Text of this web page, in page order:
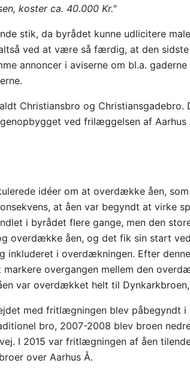
koster ca. 40.000 Kr."
stik, da byrådet kunne udlicitere
altså ved at være så færdig, at den
annoncer i aviserne om bl.a.
Christiansbro og
ved frilæggelsen af Aarhus
idéer om at overdække åen,
at åen var begyndt at virke
i byrådet flere gange, men den
overdække åen, og det fik sin start
inkluderet i overdækningen. Efter
overgangen mellem den
var overdækket helt til Dynkarkbroen,
med fritlægningen blev påbegyndt
bro, 2007-2008 blev broen
I 2015 var fritlægningen af åen
over Aarhus Å.